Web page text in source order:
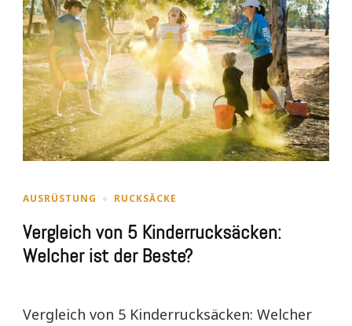
AUSRÜSTUNG RUCKSÄCKE
Vergleich von 5 Kinderrucksäcken:
Welcher ist der Beste?
Vergleich von 5 Kinderrucksäcken: Welcher